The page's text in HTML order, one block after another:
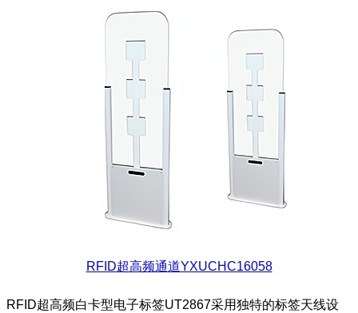
RFID超高频通道YXUCHC16058
RFID超高频白卡型电子标签UT2867采用独特的标签天线设